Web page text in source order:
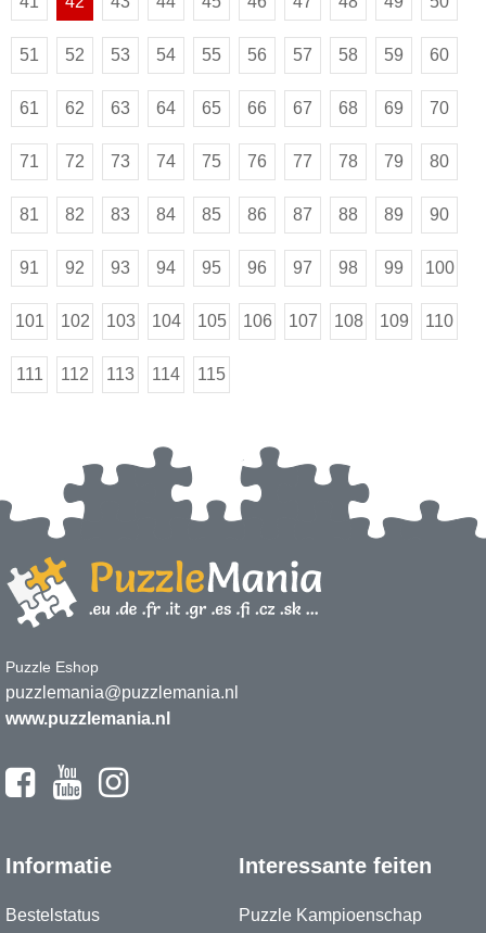
51 52 53 54 55 56 57 58 59 60
61 62 63 64 65 66 67 68 69 70
71 72 73 74 75 76 77 78 79 80
81 82 83 84 85 86 87 88 89 90
91 92 93 94 95 96 97 98 99 100
101 102 103 104 105 106 107 108 109 110
111 112 113 114 115
Puzzle Eshop
puzzlemania@puzzlemania.nl
www.puzzlemania.nl
Informatie
Bestelstatus
Interessante feiten
Puzzle Kampioenschap